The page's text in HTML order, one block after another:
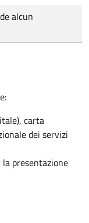
alcun
carta
dei servizi
presentazione